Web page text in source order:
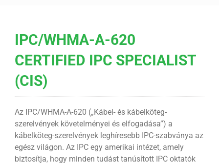
IPC/WHMA-A-620
CERTIFIED IPC SPECIALIST
(CIS)
Az IPC/WHMA-A-620 („Kábel- és kábelköteg-
szerelvények követelményei és elfogadása”) a
kábelköteg-szerelvények leghíresebb IPC-szabványa az
egész világon. Az IPC egy amerikai intézet, amely
biztosítja, hogy minden tudást tanúsított IPC oktatók